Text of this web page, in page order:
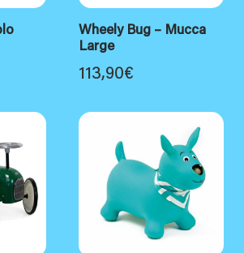
Wheely Bug – Mucca
Large
113,90€